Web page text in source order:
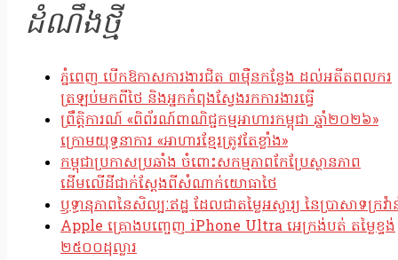
ដំណឹងថ្មី
ភ្នំពេញ បើកឱកាសការងារជិត ៣ម៉ឺនកន្លែង ដល់អតីតពលករ
ត្រឡប់មកពីថៃ និងអ្នកកំពុងស្វែងរកការងារធ្វើ
ព្រឹត្តិការណ៍ «ពិព័រណ៍ពាណិជ្ជកម្មអាហារកម្ពុជា ឆ្នាំ២០២៦»
ក្រោមយុទ្ធនាការ «អាហារខ្មែរត្រូវតែខ្លាំង»
កម្ពុជាប្រកាសប្រឆាំង ចំពោះសកម្មភាពកែប្រែស្ថានភាព
ដើមលើដីជាក់ស្តែងពីសំណាក់យោធាថៃ
ឫទ្ធានុភាពនៃសិល្បៈឥដ្ឋ ដែលជាតម្លៃអស្ចារ្យ នៃប្រាសាទក្រវ៉
Apple គ្រោងបញ្ចេញ iPhone Ultra អេក្រង់បត់ តម្លៃខ្ទង់
២៥០០ដុល្លារ